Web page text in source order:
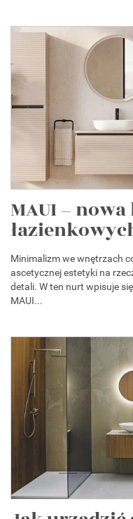
MAUI –
Minimalizm we wnętrzach
ascetycznej estetyki na
detali. W ten nurt wpisuje
MAUI...